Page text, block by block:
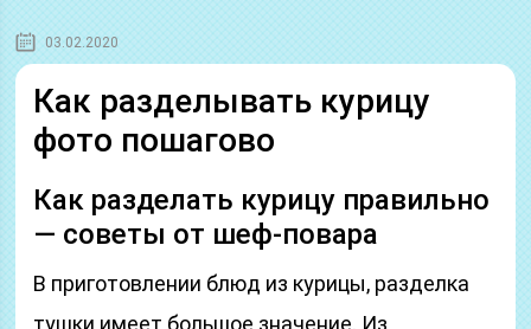
03.02.2020
Как разделывать курицу
фото пошагово
Как разделать курицу правильно
— советы от шеф-повара
В приготовлении блюд из курицы, разделка
тушки имеет большое значение. Из